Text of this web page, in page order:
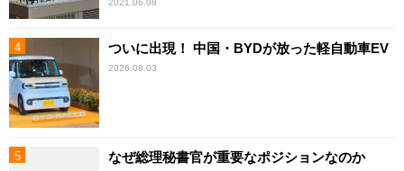
2021.06.08
ついに出現！ 中国・BYDが放った軽自動車EV
2026.08.03
なぜ総理秘書官が重要なポジションなのか